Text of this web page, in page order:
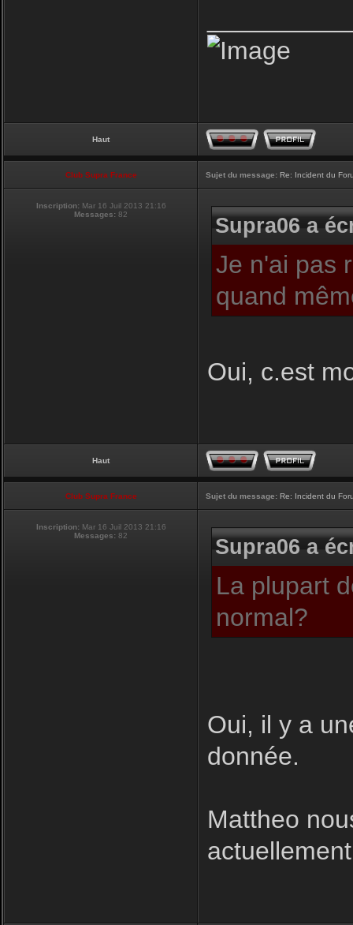
Haut
Club Supra France Sujet du message: Re: Incident du
Inscription: Mar 16 Juil 2013 21:16
Messages: 82 Supra06 a
Je n'ai pas
quand
Oui, c.est
Haut
Club Supra France Sujet du message: Re: Incident du
Inscription: Mar 16 Juil 2013 21:16
Messages: 82 Supra06 a
La plupart
normal?
Oui, il y a
donnée.
Mattheo